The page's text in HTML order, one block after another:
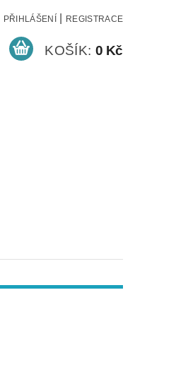
PŘIHLÁŠENÍ REGISTRACE
KOŠÍK: 0 Kč